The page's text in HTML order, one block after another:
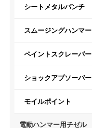
シートメタルパンチ
スムージングハンマー
ペイントスクレーパー
ショックアブソーバー
モイルポイント
電動ハンマー用チゼル